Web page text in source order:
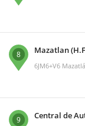
8 Mazatlan
6JM6+V6
9 Central de